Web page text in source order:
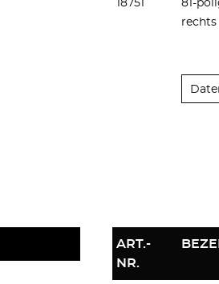
18751
81-
rechts
ART.-
NR.